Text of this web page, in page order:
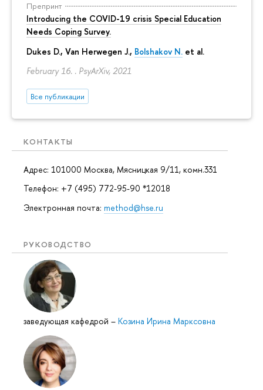
Препринт
Introducing the COVID-19 crisis Special Education
Needs Coping Survey.
Dukes D., Van Herwegen J., Bolshakov N. et al.
February 16. . PsyArXiv, 2021
Все публикации
КОНТАКТЫ
Адрес: 101000 Москва, Мясницкая 9/11, комн.331
Телефон: +7 (495) 772-95-90 *12018
Электронная почта: method@hse.ru
РУКОВОДСТВО
заведующая кафедрой – Козина Ирина Марксовна